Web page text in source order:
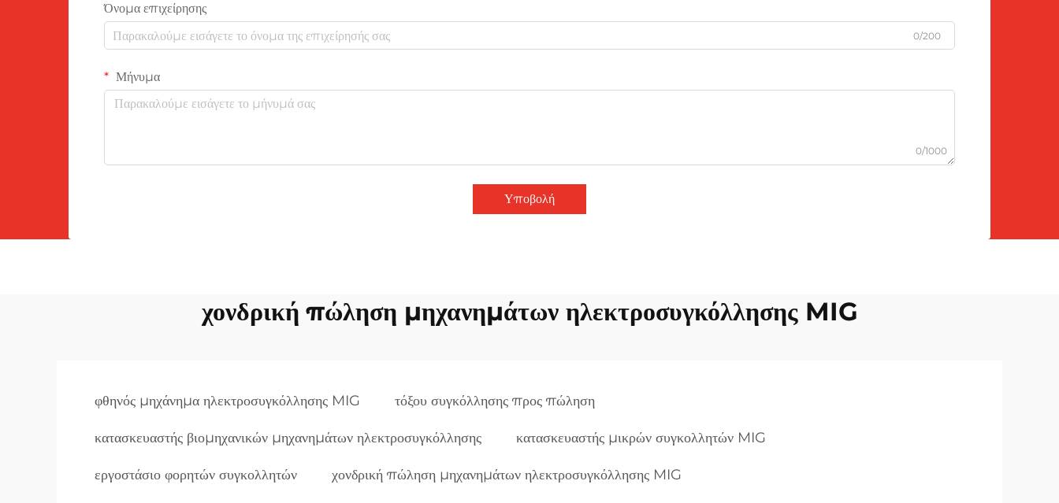
Όνομα επιχείρησης
0/200
Μήνυμα
0/1000
Υποβολή
χονδρική πώληση μηχανημάτων ηλεκτροσυγκόλλησης MIG
φθηνός μηχάνημα ηλεκτροσυγκόλλησης MIG τόξου συγκόλλησης προς πώληση
κατασκευαστής βιομηχανικών μηχανημάτων ηλεκτροσυγκόλλησης κατασκευαστής μικρών συγκολλητών MIG
εργοστάσιο φορητών συγκολλητών χονδρική πώληση μηχανημάτων ηλεκτροσυγκόλλησης MIG